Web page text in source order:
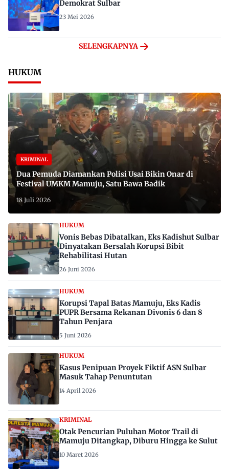
Demokrat Sulbar
23 Mei 2026
SELENGKAPNYA
HUKUM
KRIMINAL
Dua Pemuda Diamankan Polisi Usai Bikin Onar di
Festival UMKM Mamuju, Satu Bawa Badik
18 Juli 2026
HUKUM
Vonis Bebas Dibatalkan, Eks Kadishut Sulbar
Dinyatakan Bersalah Korupsi Bibit
Rehabilitasi Hutan
26 Juni 2026
HUKUM
Korupsi Tapal Batas Mamuju, Eks Kadis
PUPR Bersama Rekanan Divonis 6 dan 8
Tahun Penjara
5 Juni 2026
HUKUM
Kasus Penipuan Proyek Fiktif ASN Sulbar
Masuk Tahap Penuntutan
14 April 2026
KRIMINAL
Otak Pencurian Puluhan Motor Trail di
Mamuju Ditangkap, Diburu Hingga ke Sulut
10 Maret 2026